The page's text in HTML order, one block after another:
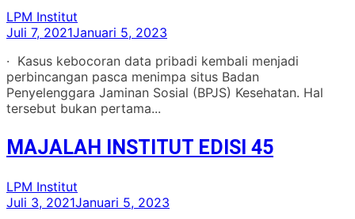
LPM Institut
Juli 7, 2021Januari 5, 2023
· Kasus kebocoran data pribadi kembali menjadi
perbincangan pasca menimpa situs Badan
Penyelenggara Jaminan Sosial (BPJS) Kesehatan. Hal
tersebut bukan pertama...
MAJALAH INSTITUT EDISI 45
LPM Institut
Juli 3, 2021Januari 5, 2023